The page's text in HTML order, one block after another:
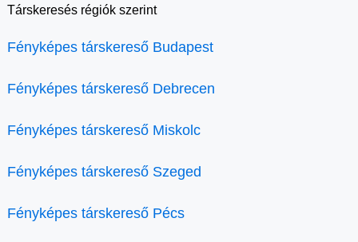
Társkeresés régiók szerint
Fényképes társkereső Budapest
Fényképes társkereső Debrecen
Fényképes társkereső Miskolc
Fényképes társkereső Szeged
Fényképes társkereső Pécs